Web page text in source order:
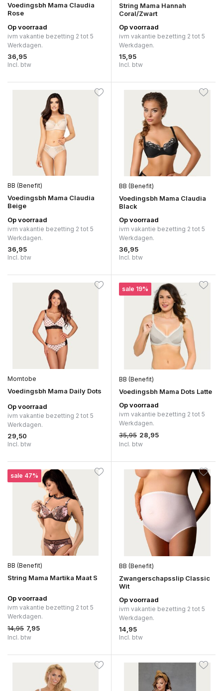
Voedingsbh Mama Claudia
Rose
Op voorraad
ivm vakantie bezetting 2 tot 5
Werkdagen.
36,95
Incl. btw
String Mama Hannah
Coral/Zwart
Op voorraad
ivm vakantie bezetting 2 tot 5
Werkdagen.
15,95
Incl. btw
BB (Benefit)
Voedingsbh Mama Claudia
Beige
Op voorraad
ivm vakantie bezetting 2 tot 5
Werkdagen.
36,95
Incl. btw
BB (Benefit)
Voedingsbh Mama Claudia
Black
Op voorraad
ivm vakantie bezetting 2 tot 5
Werkdagen.
36,95
Incl. btw
Momtobe
Voedingsbh Mama Daily Dots
Op voorraad
ivm vakantie bezetting 2 tot 5
Werkdagen.
29,50
Incl. btw
sale 19%
BB (Benefit)
Voedingsbh Mama Dots Latte
Op voorraad
ivm vakantie bezetting 2 tot 5
Werkdagen.
35,95 28,95
Incl. btw
sale 47%
BB (Benefit)
String Mama Martika Maat S
Op voorraad
ivm vakantie bezetting 2 tot 5
Werkdagen.
14,95 7,95
Incl. btw
BB (Benefit)
Zwangerschapsslip Classic
Wit
Op voorraad
ivm vakantie bezetting 2 tot 5
Werkdagen.
14,95
Incl. btw